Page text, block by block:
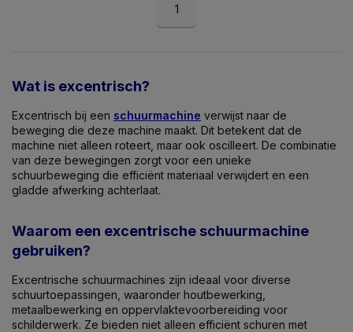
1
Wat is excentrisch?
Excentrisch bij een schuurmachine verwijst naar de
beweging die deze machine maakt. Dit betekent dat de
machine niet alleen roteert, maar ook oscilleert. De combinatie
van deze bewegingen zorgt voor een unieke
schuurbeweging die efficiënt materiaal verwijdert en een
gladde afwerking achterlaat.
Waarom een excentrische schuurmachine
gebruiken?
Excentrische schuurmachines zijn ideaal voor diverse
schuurtoepassingen, waaronder houtbewerking,
metaalbewerking en oppervlaktevoorbereiding voor
schilderwerk. Ze bieden niet alleen efficiënt schuren met